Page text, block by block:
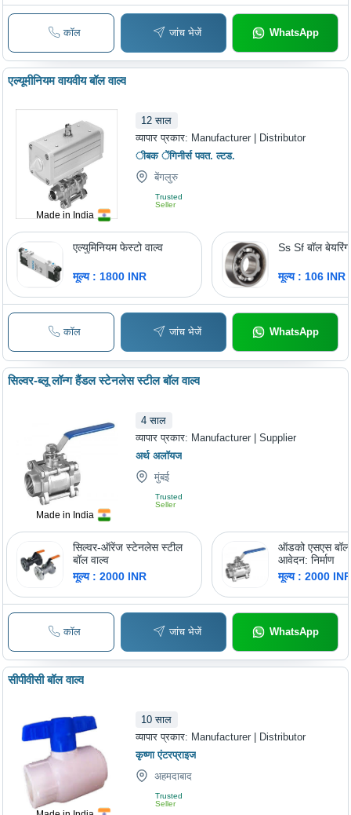
कॉल जांच भेजें WhatsApp
Made in India
एल्यूमीनियम वायवीय बॉल वाल्व
12 साल
व्यापार प्रकार: Manufacturer | Distributor
ीबक ेंगिनीर्स पवत. ल्टड.
बेंगलुरु
Trusted
Seller
एल्युमिनियम फेस्टो वाल्व
मूल्य : 1800 INR
Ss Sf बॉल बेयरिंग
मूल्य : 106 INR
कॉल जांच भेजें WhatsApp
Made in India
सिल्वर-ब्लू लॉन्ग हैंडल स्टेनलेस स्टील बॉल वाल्व
4 साल
व्यापार प्रकार: Manufacturer | Supplier
अर्थ अलॉयज
मुंबई
Trusted
Seller
सिल्वर-ऑरेंज स्टेनलेस स्टील
बॉल वाल्व
मूल्य : 2000 INR
ऑडको एसएस बॉल
आवेदन: निर्माण
मूल्य : 2000
कॉल जांच भेजें WhatsApp
सीपीवीसी बॉल वाल्व
10 साल
व्यापार प्रकार: Manufacturer | Distributor
कृष्णा एंटरप्राइज
अहमदाबाद
Trusted
Seller